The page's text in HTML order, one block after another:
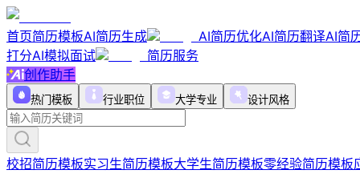
首页简历模板AI简历生成 AI简历优化AI简历翻译AI简
打分AI模拟面试
简历服务
创作助手
热门模板 行业职位 大学专业 设计风格
校招简历模板实习生简历模板大学生简历模板零经验简历模板